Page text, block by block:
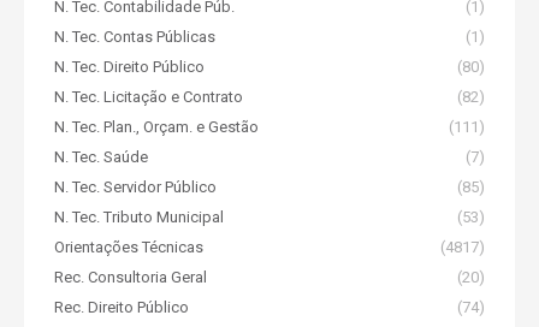
N. Tec. Contabilidade Púb.
(1)
N. Tec. Contas Públicas
(1)
N. Tec. Direito Público
(80)
N. Tec. Licitação e Contrato
(82)
N. Tec. Plan., Orçam. e Gestão
(111)
N. Tec. Saúde
(7)
N. Tec. Servidor Público
(85)
N. Tec. Tributo Municipal
(53)
Orientações Técnicas
(4817)
Rec. Consultoria Geral
(20)
Rec. Direito Público
(74)